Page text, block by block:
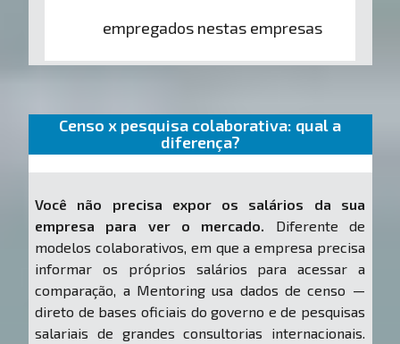
empregados nestas empresas
Censo x pesquisa colaborativa: qual a
diferença?
Você não precisa expor os salários da sua
empresa para ver o mercado. Diferente de
modelos colaborativos, em que a empresa precisa
informar os próprios salários para acessar a
comparação, a Mentoring usa dados de censo —
direto de bases oficiais do governo e de pesquisas
salariais de grandes consultorias internacionais.